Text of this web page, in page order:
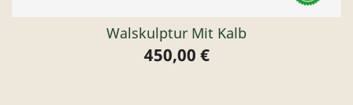
Walskulptur Mit Kalb
Preis
450,00 €